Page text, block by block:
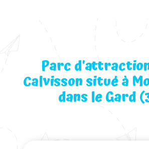
Parc
Calvisson situé à
dans le Gard